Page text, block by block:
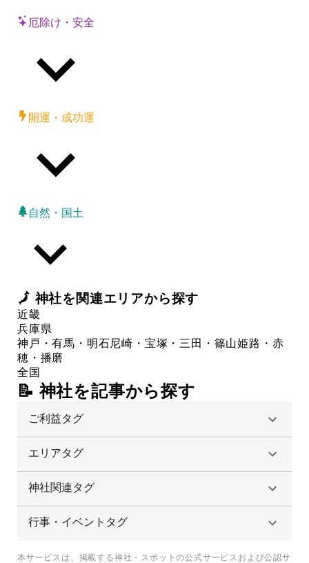
厄除け・安全
開運・成功運
自然・国土
🗾神社を関連エリアから探す
近畿
兵庫県
神戸・有馬・明石尼崎・宝塚・三田・篠山姫路・赤
穂・播磨
全国
📝 神社を記事から探す
ご利益タグ
エリアタグ
神社関連タグ
行事・イベントタグ
本サービスは、掲載する神社・スポットの公式サービスおよび公認サ